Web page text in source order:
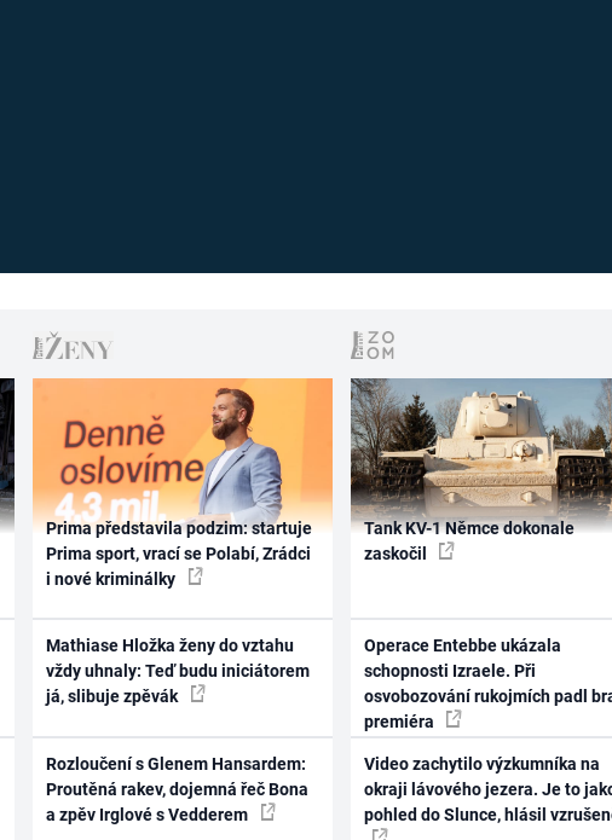
Prima představila podzim: startuje
Prima sport, vrací se Polabí, Zrádci
i nové kriminálky
Mathiase Hložka ženy do vztahu
vždy uhnaly: Teď budu iniciátorem
já, slibuje zpěvák
Rozloučení s Glenem Hansardem:
Proutěná rakev, dojemná řeč Bona
a zpěv Irglové s Vedderem
Tank KV-1 Němce dokonale
zaskočil
Operace Entebbe ukázala
schopnosti Izraele. Při
osvobozování rukojmích padl
premiéra
Video zachytilo výzkumníka na
okraji lávového jezera. Je to
pohled do Slunce, hlásil